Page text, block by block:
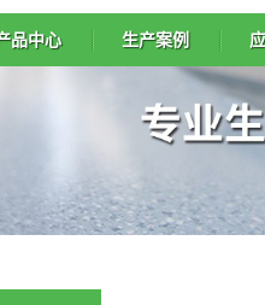
品中心 生产案例